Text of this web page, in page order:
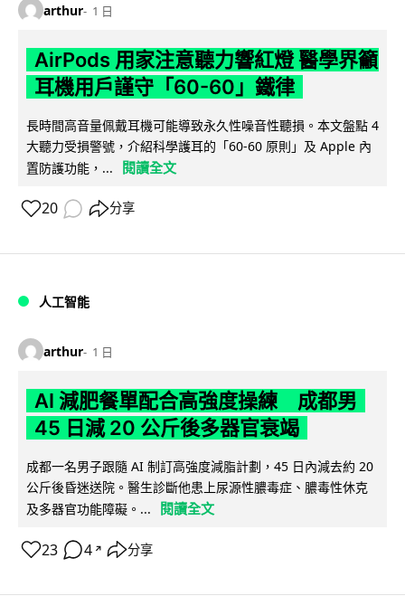
arthur 1 日
AirPods 用家注意聽力響紅燈 醫學界籲
耳機用戶謹守「60-60」鐵律
長時間高音量佩戴耳機可能導致永久性噪音性聽損。本文盤點 4
大聽力受損警號，介紹科學護耳的「60-60 原則」及 Apple 內
置防護功能，...
閱讀全文
20 分享
人工智能
arthur 1 日
AI 減肥餐單配合高強度操練 成都男
45 日減 20 公斤後多器官衰竭
成都一名男子跟隨 AI 制訂高強度減脂計劃，45 日內減去約 20
公斤後昏迷送院。醫生診斷他患上尿源性膿毒症、膿毒性休克
及多器官功能障礙。...
閱讀全文
23 4 ↗ 分享